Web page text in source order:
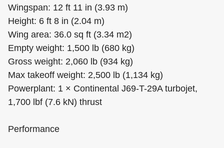
Wingspan: 12 ft 11 in (3.93 m)
Height: 6 ft 8 in (2.04 m)
Wing area: 36.0 sq ft (3.34 m2)
Empty weight: 1,500 lb (680 kg)
Gross weight: 2,060 lb (934 kg)
Max takeoff weight: 2,500 lb (1,134 kg)
Powerplant: 1 × Continental J69-T-29A turbojet,
1,700 lbf (7.6 kN) thrust
Performance